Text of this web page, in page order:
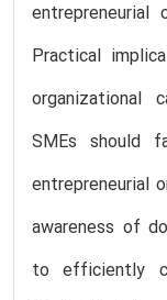
entrepreneurial
Practical
organizational
SMEs should
entrepreneurial
awareness of
to efficiently